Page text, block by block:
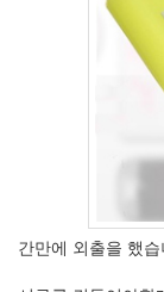
간만에 외출을 했